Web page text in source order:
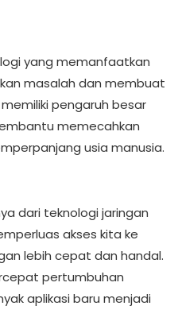
yang memanfaatkan
masalah dan membuat
pengaruh besar
memecahkan
usia manusia.
dari teknologi jaringan
akses kita ke
lebih cepat dan handal.
pertumbuhan
aplikasi baru menjadi